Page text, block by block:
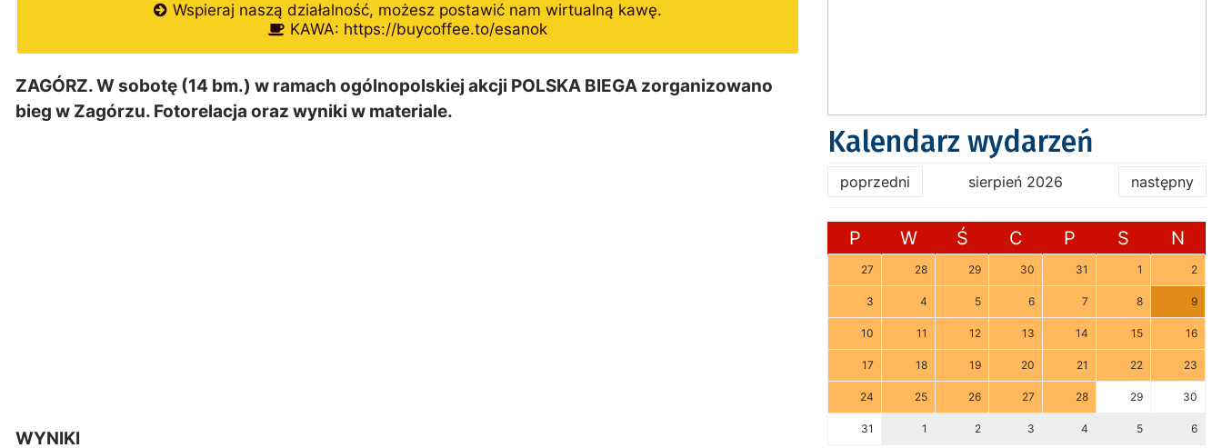
Wspieraj naszą działalność, możesz postawić nam wirtualną kawę.
KAWA: https://buycoffee.to/esanok
ZAGÓRZ. W sobotę (14 bm.) w ramach ogólnopolskiej akcji POLSKA BIEGA zorganizowano
bieg w Zagórzu. Fotorelacja oraz wyniki w materiale.
WYNIKI
Kalendarz wydarzeń
poprzedni sierpień 2026 następny
P W Ś C P S N
27 28 29 30 31 1 2
3 4 5 6 7 8 9
10 11 12 13 14 15 16
17 18 19 20 21 22 23
24 25 26 27 28 29 30
31 1 2 3 4 5 6